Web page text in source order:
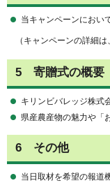
当キャンペーンにお
（キャンペーンの詳細は
5 寄贈式の概要
キリンビバレッジ株式
県産農産物の魅力や「
6 その他
当日取材を希望の報道